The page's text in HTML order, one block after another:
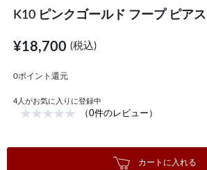
K10 ピンクゴールド フープ ピアス
¥18,700(税込)
0ポイント還元
4 人がお気に入りに登録中
（0件のレビュー）
カートに入れる